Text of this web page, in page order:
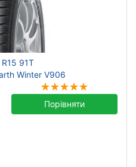
91T
Winter V906
Порівняти